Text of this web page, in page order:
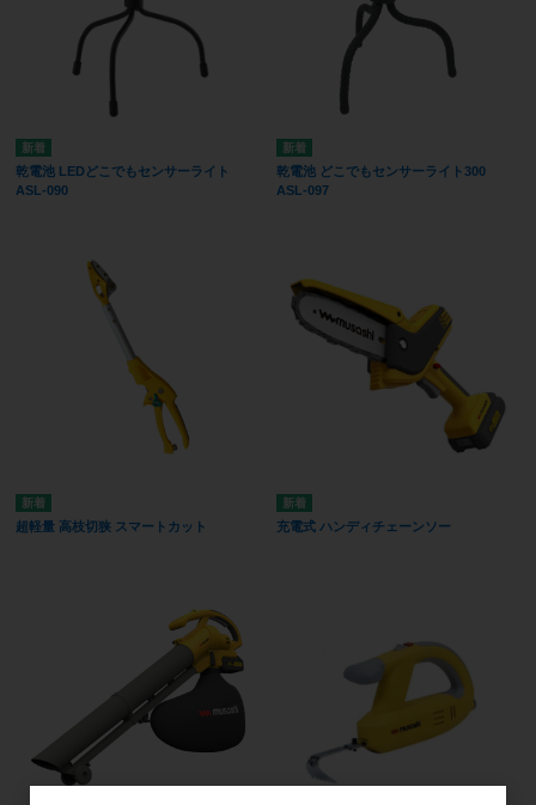
乾電池 LEDどこでもセンサーライト
ASL-090
乾電池 どこでもセンサーライト300
ASL-097
超軽量 高枝切狭 スマートカット 充電式 ハンディチェーンソー